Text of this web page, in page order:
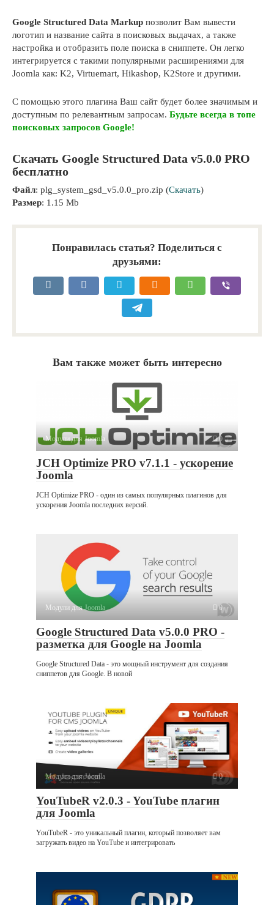
Google Structured Data Markup позволит Вам вывести
логотип и название сайта в поисковых выдачах, а также
настройка и отобразить поле поиска в сниппете. Он легко
интегрируется с такими популярными расширениями для
Joomla как: K2, Virtuemart, Hikashop, K2Store и другими.
С помощью этого плагина Ваш сайт будет более значимым и
доступным по релевантным запросам. Будьте всегда в топе
поисковых запросов Google!
Скачать Google Structured Data v5.0.0 PRO
бесплатно
Файл: plg_system_gsd_v5.0.0_pro.zip (Скачать)
Размер: 1.15 Mb
Понравилась статья? Поделиться с
друзьями:
Вам также может быть интересно
Модули для Joomla 0
JCH Optimize PRO v7.1.1 - ускорение
Joomla
JCH Optimize PRO - один из самых популярных плагинов для
ускорения Joomla последних версий.
Модули для Joomla 0
Google Structured Data v5.0.0 PRO -
разметка для Google на Joomla
Google Structured Data - это мощный инструмент для создания
сниппетов для Google. В новой
Модули для Joomla 0
YouTubeR v2.0.3 - YouTube плагин
для Joomla
YouTubeR - это уникальный плагин, который позволяет вам
загружать видео на YouTube и интегрировать